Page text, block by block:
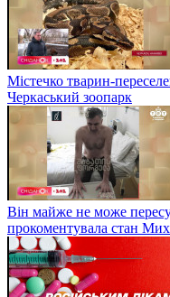
Містечко тварин-
Черкаський зоопарк
Він майже не може
прокоментувала стан